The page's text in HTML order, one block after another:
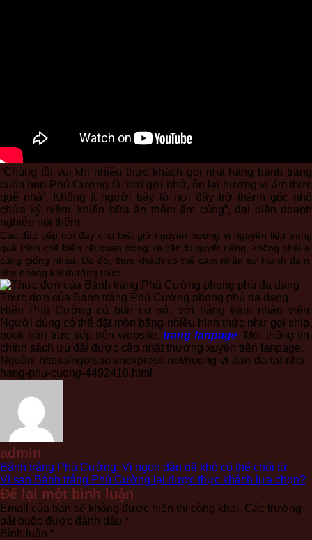
“Chúng tôi vui khi nhiều thực khách gọi nhà hàng bánh tráng
cuốn heo Phú Cường là ‘nơi gợi nhớ, ôn lại hương vị ẩm thực
quê nhà’. Không ít người bày tỏ nơi đây trở thành góc nhỏ
chứa kỷ niệm, khiến bữa ăn thêm ấm cúng”, đại diện doanh
nghiệp nói thêm.
Các đầu bếp nơi đây cho biết giữ nguyên hương vị nguyên liệu trong
quá trình chế biến rất quan trọng và cần bí quyết riêng, không phải ai
cũng giống nhau. Do đó, thực khách có thể cảm nhận sự thanh đạm,
nhẹ nhàng khi thưởng thức.
Thực đơn của Bánh tráng Phú Cường phong phú đa dạng
Hiện Phú Cường có bốn cơ sở, với hàng trăm nhân viên.
Người dùng có thể đặt món bằng nhiều hình thức như gọi ship,
book bàn trực tiếp trên website, trang fanpage. Mọi thông tin,
chính sách ưu đãi được cập nhật thường xuyên trên fanpage.
Nguồn: https://ngoisao.vnexpress.net/huong-vi-dan-da-tai-nha-
hang-phu-cuong-4492410.html
admin
Bánh tráng Phú Cường: Vị ngon dân dã khó có thể chối từ
Vì sao Bánh tráng Phú Cường lại được thực khách lựa chọn?
Để lại một bình luận
Email của bạn sẽ không được hiển thị công khai. Các trường
bắt buộc được đánh dấu *
Bình luận *